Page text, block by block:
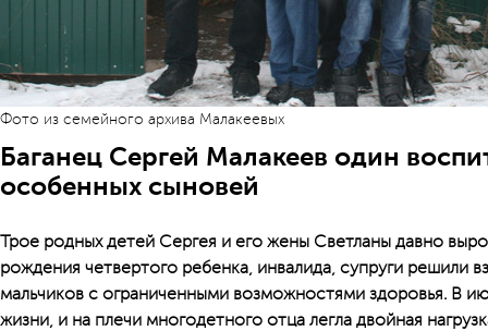
Фото из семейного архива Малакеевых
Баганец Сергей Малакеев один
особенных сыновей
Трое родных детей Сергея и его жены Светланы давно
рождения четвертого ребенка, инвалида, супруги решили
мальчиков с ограниченными возможностями здоровья. В
жизни, и на плечи многодетного отца легла двойная